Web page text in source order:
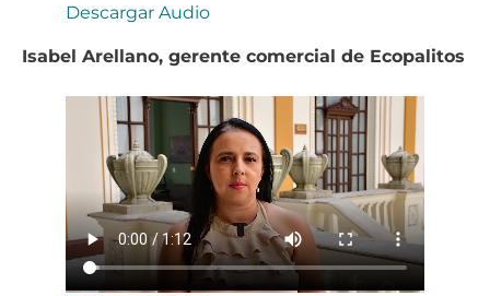
Descargar Audio
Isabel Arellano, gerente comercial de Ecopalitos